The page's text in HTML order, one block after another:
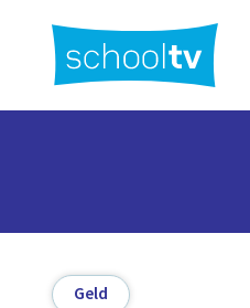
hoofdinhoud
Geld